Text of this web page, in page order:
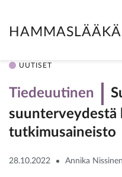
UUTISET
Tiedeuutinen
suunterveydestä
tutkimusaineisto
28.10.2022 Annika Nissinen